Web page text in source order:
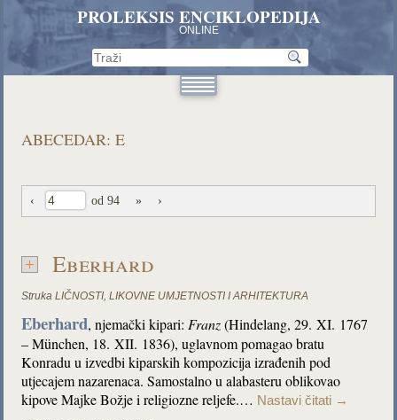
PROLEKSIS ENCIKLOPEDIJA
ONLINE
ABECEDAR: E
‹ od 94 » ›
Eberhard
Struka LIČNOSTI,LIKOVNE UMJETNOSTI I ARHITEKTURA
Eberhard, njemački kipari: Franz(Hindelang, 29. XI. 1767
– München, 18. XII. 1836), uglavnom pomagao bratu
Konradu u izvedbi kiparskih kompozicija izrađenih pod
utjecajem nazarenaca. Samostalno u alabasteru oblikovao
kipove Majke Božje i religiozne reljefe.… Nastavi čitati →